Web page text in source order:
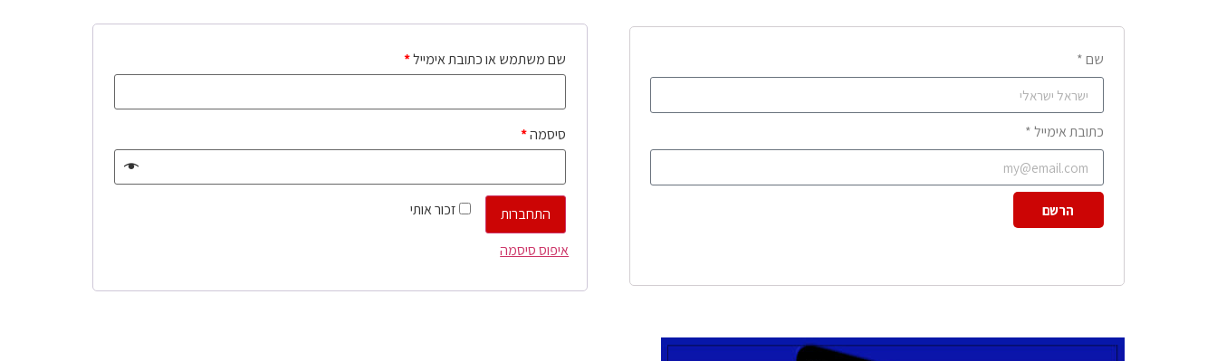
שם משתמש או כתובת אימייל*
סיסמה*
זכור אותי
התחברות
איפוס סיסמה
שם *
כתובת אימייל *
הרשם